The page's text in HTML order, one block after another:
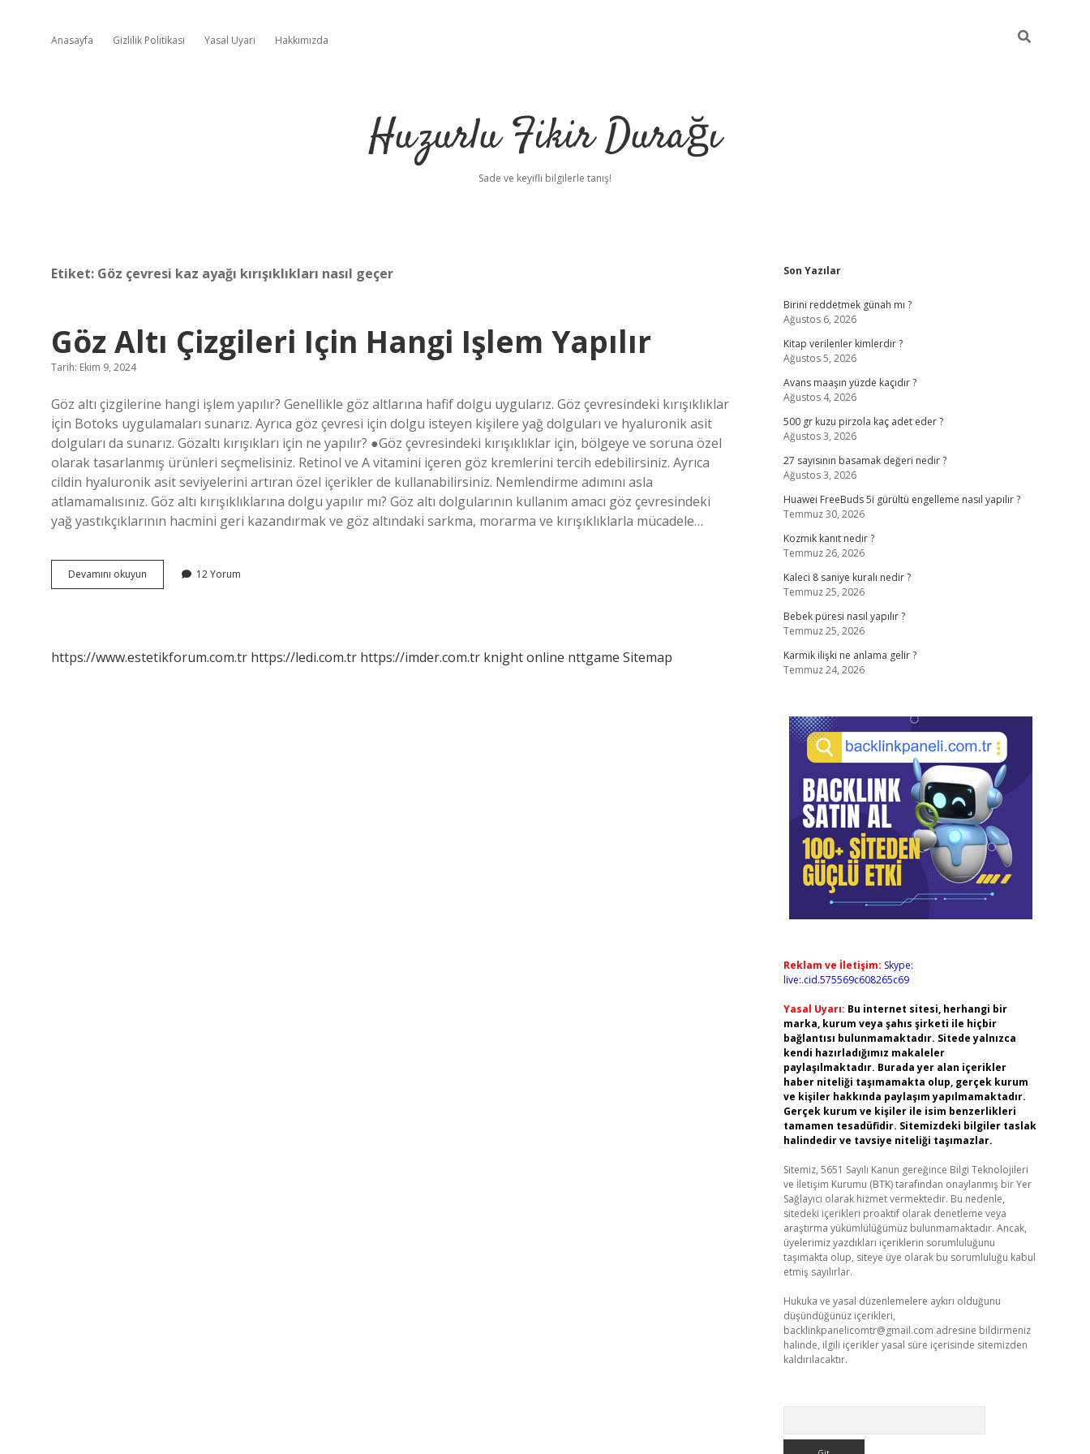
Anasayfa Gizlilik Politikası Yasal Uyarı Hakkımızda
Huzurlu Fikir Durağı
Sade ve keyifli bilgilerle tanış!
Etiket: Göz çevresi kaz ayağı kırışıklıkları nasıl geçer
Göz Altı Çizgileri Için Hangi Işlem Yapılır
Tarih: Ekim 9, 2024
Göz altı çizgilerine hangi işlem yapılır? Genellikle göz altlarına hafif dolgu uygularız. Göz çevresindeki kırışıklıklar
için Botoks uygulamaları sunarız. Ayrıca göz çevresi için dolgu isteyen kişilere yağ dolguları ve hyaluronik asit
dolguları da sunarız. Gözaltı kırışıkları için ne yapılır? ●Göz çevresindeki kırışıklıklar için, bölgeye ve soruna özel
olarak tasarlanmış ürünleri seçmelisiniz. Retinol ve A vitamini içeren göz kremlerini tercih edebilirsiniz. Ayrıca
cildin hyaluronik asit seviyelerini artıran özel içerikler de kullanabilirsiniz. Nemlendirme adımını asla
atlamamalısınız. Göz altı kırışıklıklarına dolgu yapılır mı? Göz altı dolgularının kullanım amacı göz çevresindeki
yağ yastıkçıklarının hacmini geri kazandırmak ve göz altındaki sarkma, morarma ve kırışıklıklarla mücadele…
Devamını okuyun
Altı
Yapılır
12 Yorum
https://www.estetikforum.com.tr https://ledi.com.tr https://imder.com.tr knight online nttgame Sitemap
Sidebar
Son Yazılar
Birini reddetmek günah mı ?
Ağustos 6, 2026
Kitap verilenler kimlerdir ?
Ağustos 5, 2026
Avans maaşın yüzde kaçıdır ?
Ağustos 4, 2026
500 gr kuzu pirzola kaç adet eder ?
Ağustos 3, 2026
27 sayısının basamak değeri nedir ?
Ağustos 3, 2026
Huawei FreeBuds 5i gürültü engelleme nasıl yapılır ?
Temmuz 30, 2026
Kozmik kanıt nedir ?
Temmuz 26, 2026
Kaleci 8 saniye kuralı nedir ?
Temmuz 25, 2026
Bebek püresi nasıl yapılır ?
Temmuz 25, 2026
Karmik ilişki ne anlama gelir ?
Temmuz 24, 2026
Reklam ve İletişim: Skype:
live:.cid.575569c608265c69
Yasal Uyarı: Bu internet sitesi, herhangi bir
marka, kurum veya şahıs şirketi ile hiçbir
bağlantısı bulunmamaktadır. Sitede yalnızca
kendi hazırladığımız makaleler
paylaşılmaktadır. Burada yer alan içerikler
haber niteliği taşımamakta olup, gerçek kurum
ve kişiler hakkında paylaşım yapılmamaktadır.
Gerçek kurum ve kişiler ile isim benzerlikleri
tamamen tesadüfidir. Sitemizdeki bilgiler taslak
halindedir ve tavsiye niteliği taşımazlar.
Sitemiz, 5651 Sayılı Kanun gereğince Bilgi Teknolojileri
ve İletişim Kurumu (BTK) tarafından onaylanmış bir Yer
Sağlayıcı olarak hizmet vermektedir. Bu nedenle,
sitedeki içerikleri proaktif olarak denetleme veya
araştırma yükümlülüğümüz bulunmamaktadır. Ancak,
üyelerimiz yazdıkları içeriklerin sorumluluğunu
taşımakta olup, siteye üye olarak bu sorumluluğu kabul
etmiş sayılırlar.
Hukuka ve yasal düzenlemelere aykırı olduğunu
düşündüğünüz içerikleri,
backlinkpanelicomtr@gmail.com adresine bildirmeniz
halinde, ilgili içerikler yasal süre içerisinde sitemizden
kaldırılacaktır.
ilbet giriş